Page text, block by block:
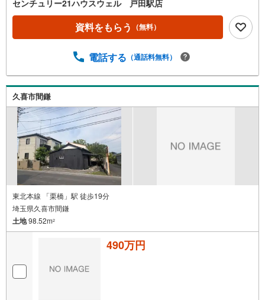
センチュリー21ハウスウェル 戸田駅店
資料をもらう （無料）
電話する （通話料無料）
久喜市間鎌
東北本線 「栗橋」駅 徒歩19分
埼玉県久喜市間鎌
土地98.52m2
490万円